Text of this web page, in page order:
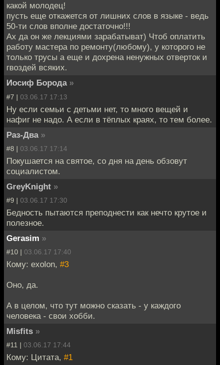
какой молодец!
пусть еще откажется от лишних слов в языке - ведь
50-ти слов вполне достаточно!!!
Ах да он же лекциями зарабатыват) Чтоб оплатить
работу мастера по ремонту(любому), у которого не
только трусы а еще и дохрена ненужных отверток и
гвоздей всяких.
Иосиф Борода »
#7 | 03.06.17 17:13
Ну если семьи с детьми нет, то много вещей и
нафиг не надо. А если в тёплых краях, то тем более.
Раз-Два »
#8 | 03.06.17 17:14
Покушается на святое, со дня на день обзовут
социалистом.
GreyKnight »
#9 | 03.06.17 17:30
Бедность пытаются преподнести как нечто крутое и
полезное.
Gerasim »
#10 | 03.06.17 17:40
Кому: exolon, #3
Оно, да.
А в целом, что тут можно сказать - у каждого
человека - свои хобби.
Misfits »
#11 | 03.06.17 17:44
Кому: Цитата, #1